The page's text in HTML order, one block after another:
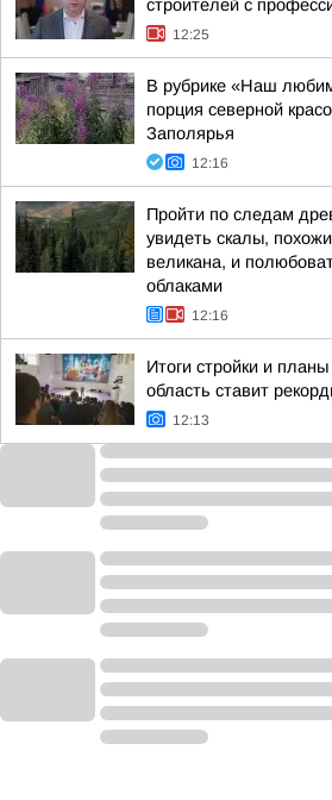
строителей с
12:25
В рубрике «Наш
порция северной
Заполярья
12:16
Пройти по следам
увидеть скалы,
великана, и
облаками
12:16
Итоги стройки и
область ставит
12:13